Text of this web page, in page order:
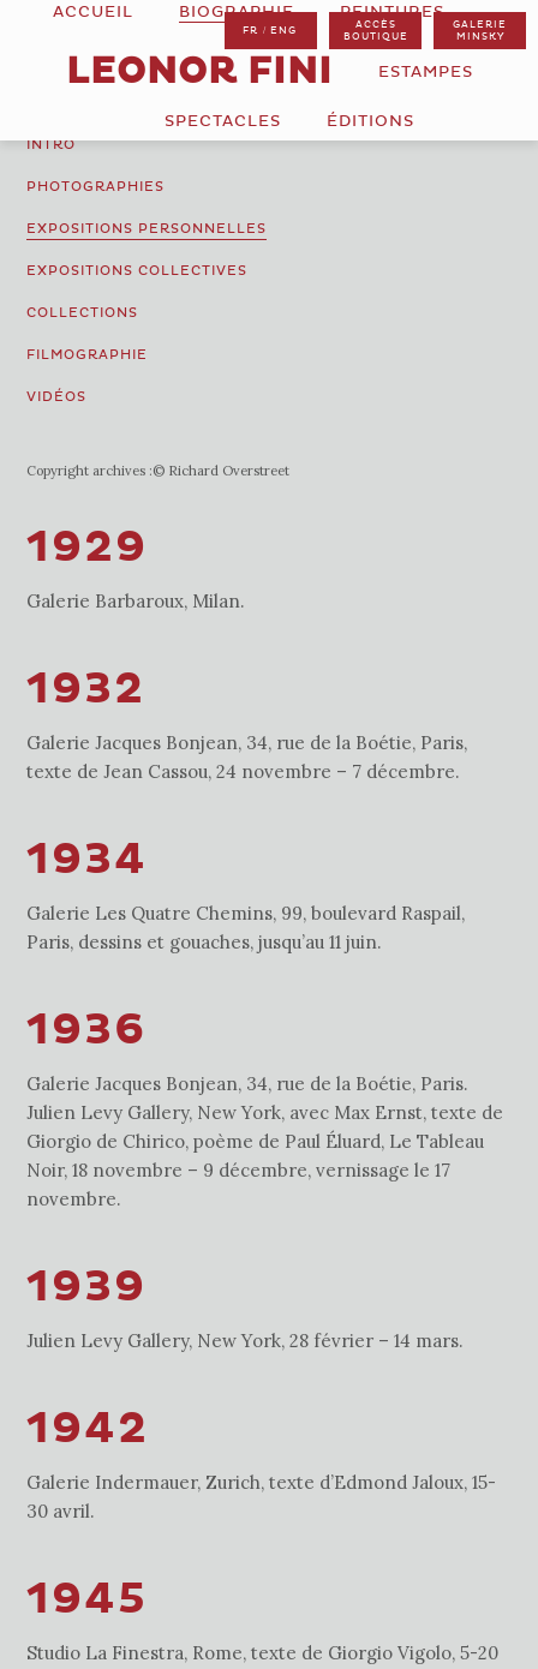
ACCUEIL BIOGRAPHIE PEINTURES
LEONOR FINI ESTAMPES
SPECTACLES ÉDITIONS
FR / ENG
ACCÈS
BOUTIQUE
GALERIE
MINSKY
INTRO
PHOTOGRAPHIES
EXPOSITIONS PERSONNELLES
EXPOSITIONS COLLECTIVES
COLLECTIONS
FILMOGRAPHIE
VIDÉOS
Copyright archives :© Richard Overstreet
1929
Galerie Barbaroux, Milan.
1932
Galerie Jacques Bonjean, 34, rue de la Boétie, Paris,
texte de Jean Cassou, 24 novembre – 7 décembre.
1934
Galerie Les Quatre Chemins, 99, boulevard Raspail,
Paris, dessins et gouaches, jusqu’au 11 juin.
1936
Galerie Jacques Bonjean, 34, rue de la Boétie, Paris.
Julien Levy Gallery, New York, avec Max Ernst, texte de
Giorgio de Chirico, poème de Paul Éluard, Le Tableau
Noir, 18 novembre – 9 décembre, vernissage le 17
novembre.
1939
Julien Levy Gallery, New York, 28 février – 14 mars.
1942
Galerie Indermauer, Zurich, texte d’Edmond Jaloux, 15-
30 avril.
1945
Studio La Finestra, Rome, texte de Giorgio Vigolo, 5-20